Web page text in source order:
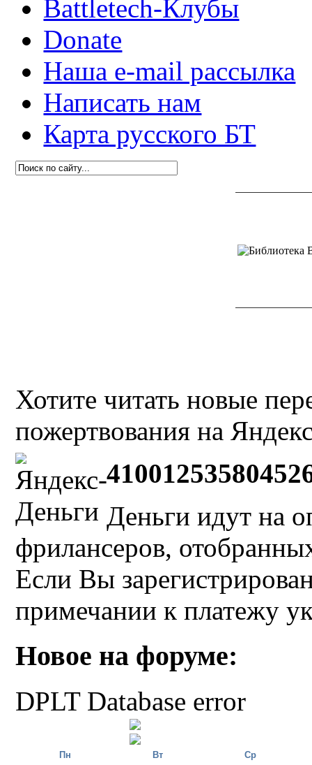
Battletech-Клубы
Donate
Наша e-mail рассылка
Написать нам
Карта русского БТ
Хотите читать новые
пожертвования на
Деньги идут на
фрилансеров,
Если Вы
примечании к платежу
Новое на форуме:
DPLT Database error
Пн Вт Ср